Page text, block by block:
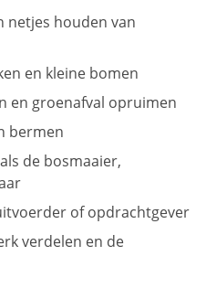
netjes houden van
en kleine bomen
en groenafval opruimen
bermen
de bosmaaier,
of opdrachtgever
verdelen en de